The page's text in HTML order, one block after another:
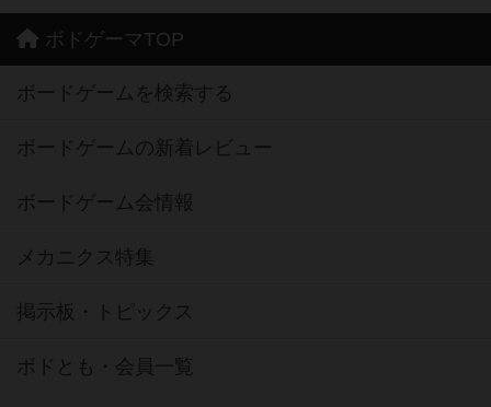
ボドゲーマTOP
ボードゲームを検索する
ボードゲームの新着レビュー
ボードゲーム会情報
メカニクス特集
掲示板・トピックス
ボドとも・会員一覧